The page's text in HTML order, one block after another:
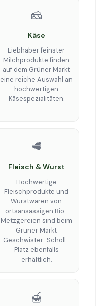
🧀
Käse
Liebhaber feinster
Milchprodukte finden
auf dem Grüner Markt
eine reiche Auswahl an
hochwertigen
Käsespezialitäten.
🥩
Fleisch & Wurst
Hochwertige
Fleischprodukte und
Wurstwaren von
ortsansässigen Bio-
Metzgereien sind beim
Grüner Markt
Geschwister-Scholl-
Platz ebenfalls
erhältlich.
🍯